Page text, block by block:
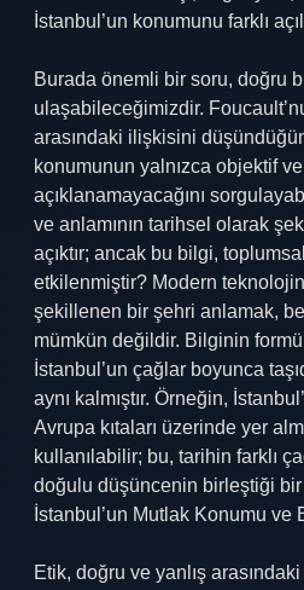
İstanbul’un konumunu farklı
Burada önemli bir soru, doğru
ulaşabileceğimizdir.
arasındaki ilişkisini
konumunun yalnızca objektif
açıklanamayacağını
ve anlamının tarihsel olarak
açıktır; ancak bu bilgi,
etkilenmiştir? Modern
şekillenen bir şehri anlamak,
mümkün değildir. Bilginin
İstanbul’un çağlar boyunca
aynı kalmıştır. Örneğin,
Avrupa kıtaları üzerinde yer
kullanılabilir; bu, tarihin farklı
doğulu düşüncenin birleştiği bir
İstanbul’un Mutlak Konumu ve
Etik, doğru ve yanlış arasındaki